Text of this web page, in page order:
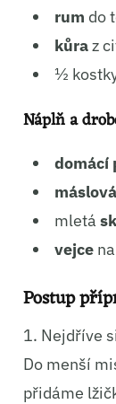
rum do
kůraz
½
Náplň a
domácí
mletá
vejce
Postup
1. Nejdříve
Do menší
přidáme